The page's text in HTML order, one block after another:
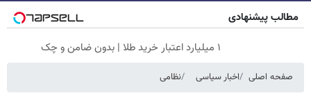
مطالب پیشنهادی
۱ میلیارد اعتبار خرید طلا | بدون ضامن و چک
صفحه اصلی اخبار سیاسی نظامی